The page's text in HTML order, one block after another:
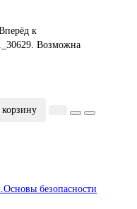
к
Возможна
безопасности